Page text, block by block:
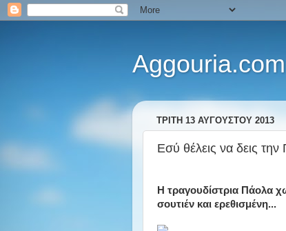
Aggouria.com
ΤΡΊΤΗ 13 ΑΥΓΟΎΣΤΟΥ 2013
Εσύ θέλεις να δεις
Η τραγουδίστρια Πάολα
σουτιέν και ερεθισμένη...